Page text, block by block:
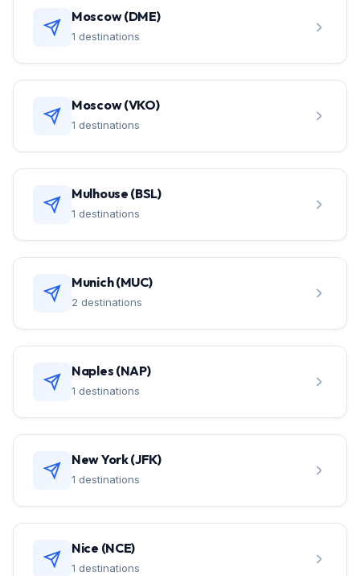
Moscow (DME)
1 destinations
Moscow (VKO)
1 destinations
Mulhouse (BSL)
1 destinations
Munich (MUC)
2 destinations
Naples (NAP)
1 destinations
New York (JFK)
1 destinations
Nice (NCE)
1 destinations